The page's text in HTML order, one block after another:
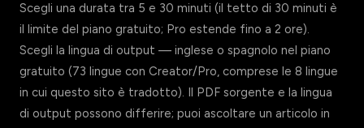
Scegli una durata tra 5 e 30 minuti (il tetto di 30 minuti è
il limite del piano gratuito; Pro estende fino a 2 ore).
Scegli la lingua di output — inglese o spagnolo nel piano
gratuito (73 lingue con Creator/Pro, comprese le 8 lingue
in cui questo sito è tradotto). Il PDF sorgente e la lingua
di output possono differire; puoi ascoltare un articolo in